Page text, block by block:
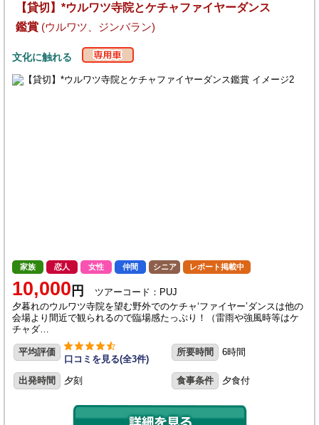
【貸切】*ウルワツ寺院とケチャファイヤーダンス
鑑賞 (ウルワツ、ジンバラン)
文化に触れる
家族 恋人 女性 仲間 シニア レポート掲載中
10,000 円
ツアーコード：PUJ
夕暮れのウルワツ寺院を望む野外でのケチャ‘ファイヤー’ダンスは他の
会場より間近で観られるので臨場感たっぷり！（雷雨や強風時等はケ
チャダ…
平均評価
口コミを見る(全3件)
所要時間 6時間
出発時間 夕刻 食事条件 夕食付